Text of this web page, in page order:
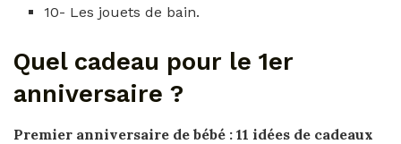
10- Les jouets de bain.
Quel cadeau pour le 1er
anniversaire ?
Premier anniversaire de bébé : 11 idées de cadeaux